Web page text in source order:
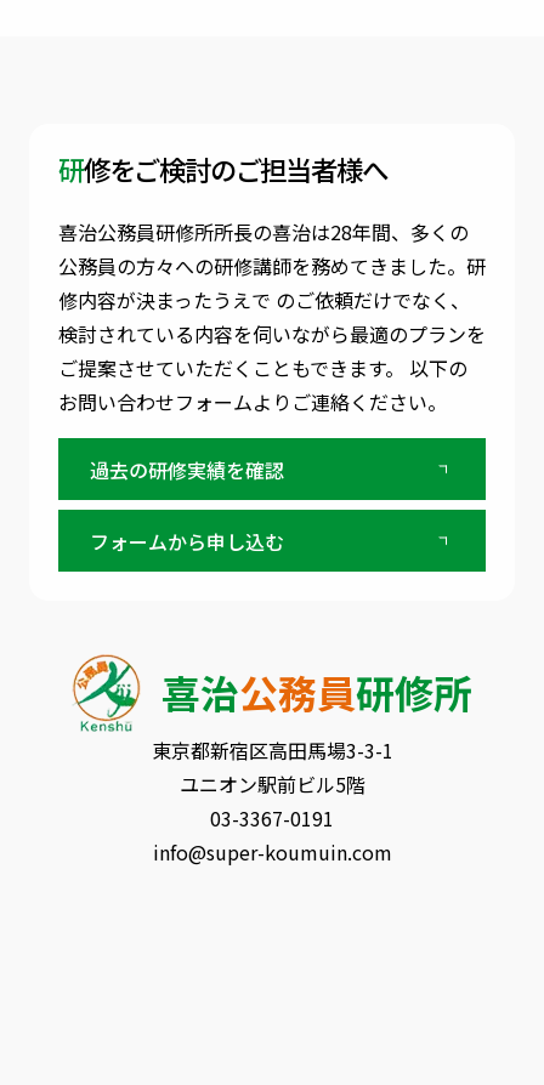
研修をご検討のご担当者様へ
喜治公務員研修所所長の喜治は28年間、多くの
公務員の方々への研修講師を務めてきました。 研
修内容が決まったうえで のご依頼だけでなく、
検討されている内容を伺いながら最適のプランを
ご提案させていただくこともできます。 以下の
お問い合わせフォームよりご連絡ください。
過去の研修実績を確認
フォームから申し込む
喜治公務員研修所
東京都新宿区⾼⽥⾺場3-3-1
ユニオン駅前ビル5階
03-3367-0191
info@super-koumuin.com